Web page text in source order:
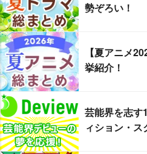
勢ぞろい！
【夏アニメ
挙紹介！
芸能界を志
ィション・